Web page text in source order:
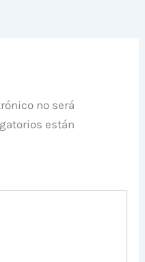
no será
están